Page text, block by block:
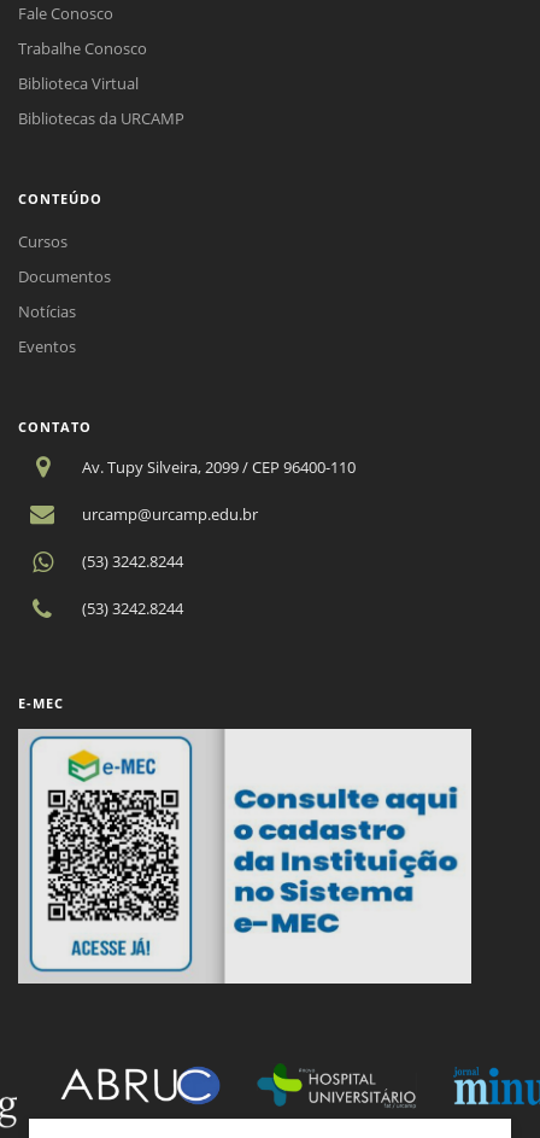
Fale Conosco
Trabalhe Conosco
Biblioteca Virtual
Bibliotecas da URCAMP
CONTEÚDO
Cursos
Documentos
Notícias
Eventos
CONTATO
Av. Tupy Silveira, 2099 / CEP 96400-110
urcamp@urcamp.edu.br
(53) 3242.8244
(53) 3242.8244
E-MEC